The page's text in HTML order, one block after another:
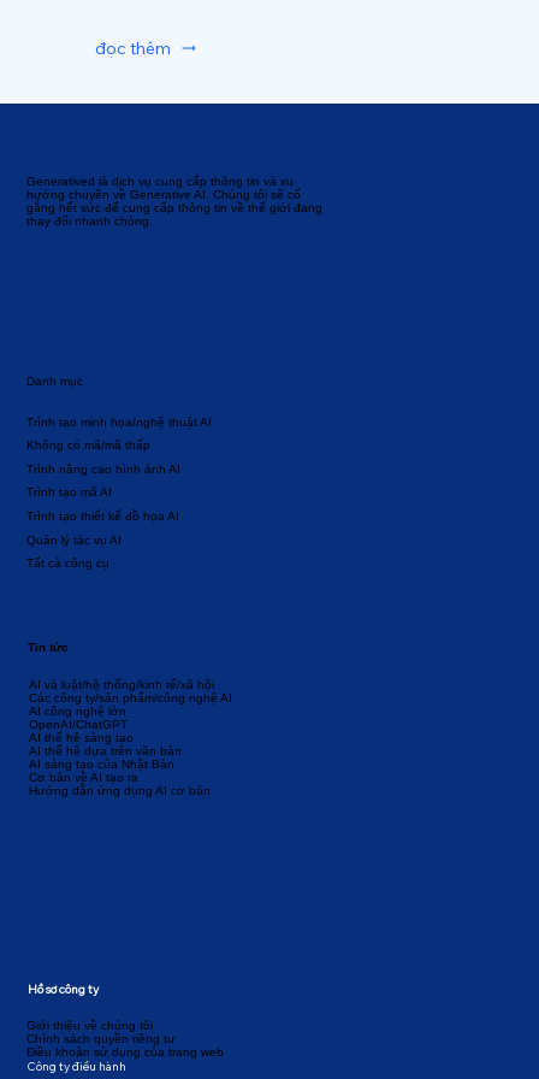
Generatived là dịch vụ cung cấp thông tin và xu
hướng chuyên về Generative AI. Chúng tôi sẽ cố
gắng hết sức để cung cấp thông tin về thế giới đang
thay đổi nhanh chóng.
Danh mục
Tất cả công cụ
Quản lý tác vụ AI
Trình tạo thiết kế đồ họa AI
Không có mã/mã thấp
Trình tạo mã AI
Trình nâng cao hình ảnh AI
Trình tạo minh họa/nghệ thuật AI
AI và luật/hệ thống/kinh tế/xã hội
Các công ty/sản phẩm/công nghệ AI
AI công nghệ lớn
OpenAI/ChatGPT
AI thế hệ sáng tạo
AI thế hệ dựa trên văn bản
AI sáng tạo của Nhật Bản
Cơ bản về AI tạo ra
Hướng dẫn ứng dụng AI cơ bản
Tin tức
Giới thiệu về chúng tôi
Chính sách quyền riêng tư
Điều khoản sử dụng của trang web
Công ty điều hành
Hồ sơ công ty
đọc thêm